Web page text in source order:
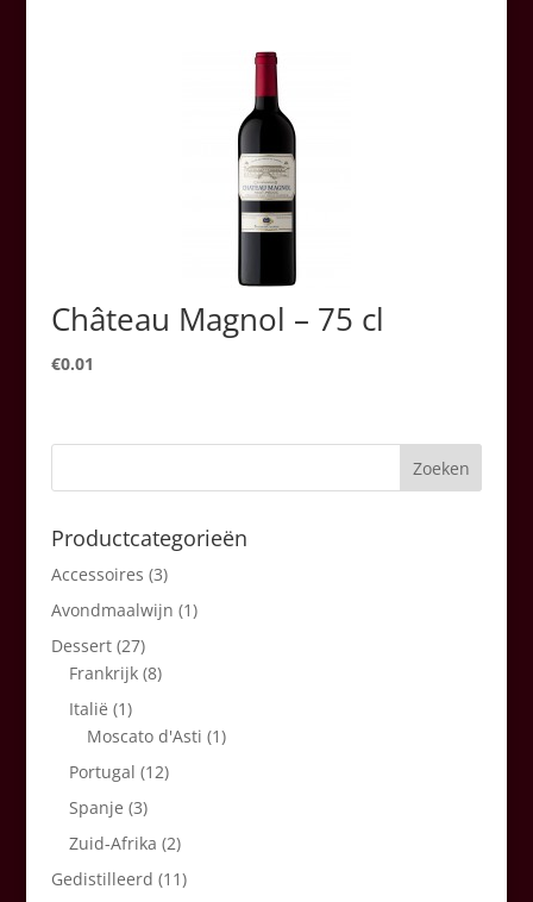
Château Magnol – 75 cl
€0.01
Productcategorieën
Accessoires (3)
Avondmaalwijn (1)
Dessert (27)
Frankrijk (8)
Italië (1)
Moscato d'Asti (1)
Portugal (12)
Spanje (3)
Zuid-Afrika (2)
Gedistilleerd (11)